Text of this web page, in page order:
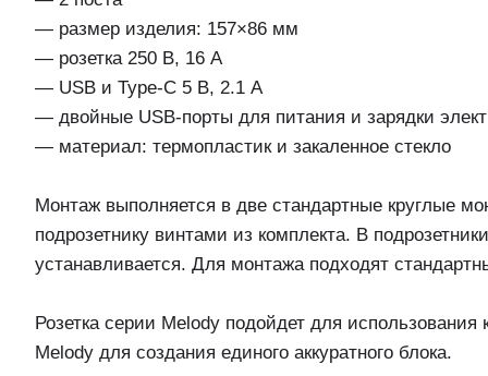
— размер изделия: 157×86 мм
— розетка 250 В, 16 А
— USB и Type-C 5 В, 2.1 А
— двойные USB-порты для питания и зарядки
— материал: термопластик и закаленное стекло
Монтаж выполняется в две стандартные круглые
подрозетнику винтами из комплекта. В
устанавливается. Для монтажа подходят
Розетка серии Melody подойдет для
Melody для создания единого аккуратного блока.